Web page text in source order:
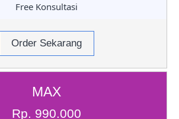
Free Konsultasi
Order Sekarang
MAX
Rp. 990.000